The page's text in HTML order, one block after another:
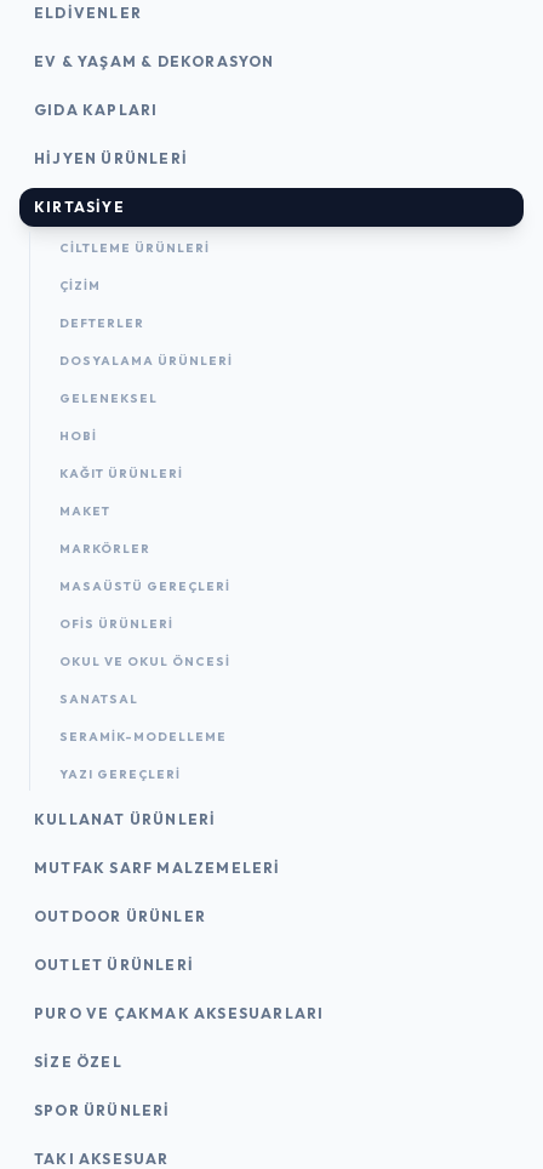
ELDIVENLER
EV & YAŞAM & DEKORASYON
GIDA KAPLARI
HIJYEN ÜRÜNLERI
KIRTASİYE
CILTLEME ÜRÜNLERI
ÇİZİM
DEFTERLER
DOSYALAMA ÜRÜNLERI
GELENEKSEL
HOBİ
KAĞIT ÜRÜNLERI
MAKET
MARKÖRLER
MASAÜSTÜ GEREÇLERI
OFIS ÜRÜNLERI
OKUL VE OKUL ÖNCESİ
SANATSAL
SERAMİK-MODELLEME
YAZI GEREÇLERI
KULLANAT ÜRÜNLERI
MUTFAK SARF MALZEMELERI
OUTDOOR ÜRÜNLER
OUTLET ÜRÜNLERI
PURO VE ÇAKMAK AKSESUARLARI
SIZE ÖZEL
SPOR ÜRÜNLERI
TAKI AKSESUAR